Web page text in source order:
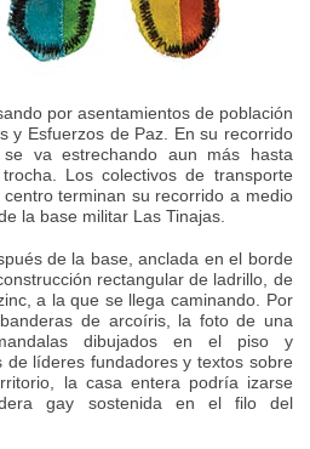
por asentamientos de población
y Esfuerzos de Paz. En su recorrido
va estrechando aun más hasta
Los colectivos de transporte
terminan su recorrido a medio
la base militar Las Tinajas.
de la base, anclada en el borde
rectangular de ladrillo, de
a la que se llega caminando. Por
de arcoíris, la foto de una
dibujados en el piso y
de líderes fundadores y textos sobre
la casa entera podría izarse
gay sostenida en el filo del